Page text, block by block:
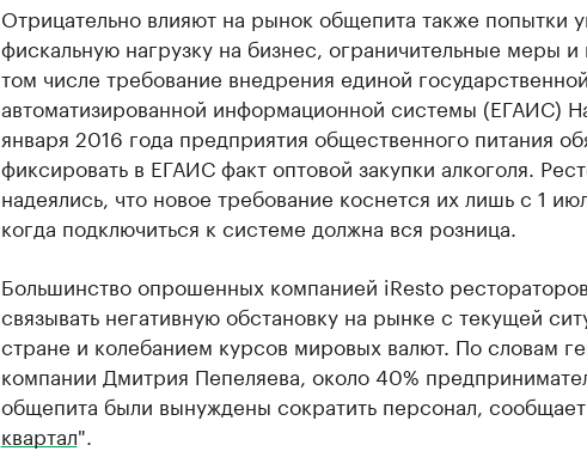
Отрицательно влияют на рынок общепита также попытки
фискальную нагрузку на бизнес, ограничительные меры
том числе требование внедрения единой государственной
автоматизированной информационной системы (ЕГАИС)
января 2016 года предприятия общественного питания
фиксировать в ЕГАИС факт оптовой закупки алкоголя.
надеялись, что новое требование коснется их лишь с 1
когда подключиться к системе должна вся розница.
Большинство опрошенных компанией iResto
связывать негативную обстановку на рынке с текущей
стране и колебанием курсов мировых валют. По словам
компании Дмитрия Пепеляева, около 40%
общепита были вынуждены сократить персонал,
квартал".